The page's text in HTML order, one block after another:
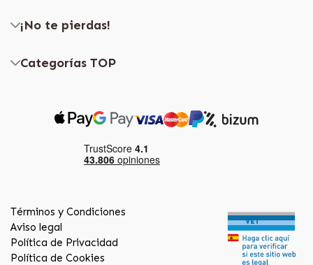
¡No te pierdas!
Categorías TOP
Términos y Condiciones
Aviso legal
Política de Privacidad
Política de Cookies